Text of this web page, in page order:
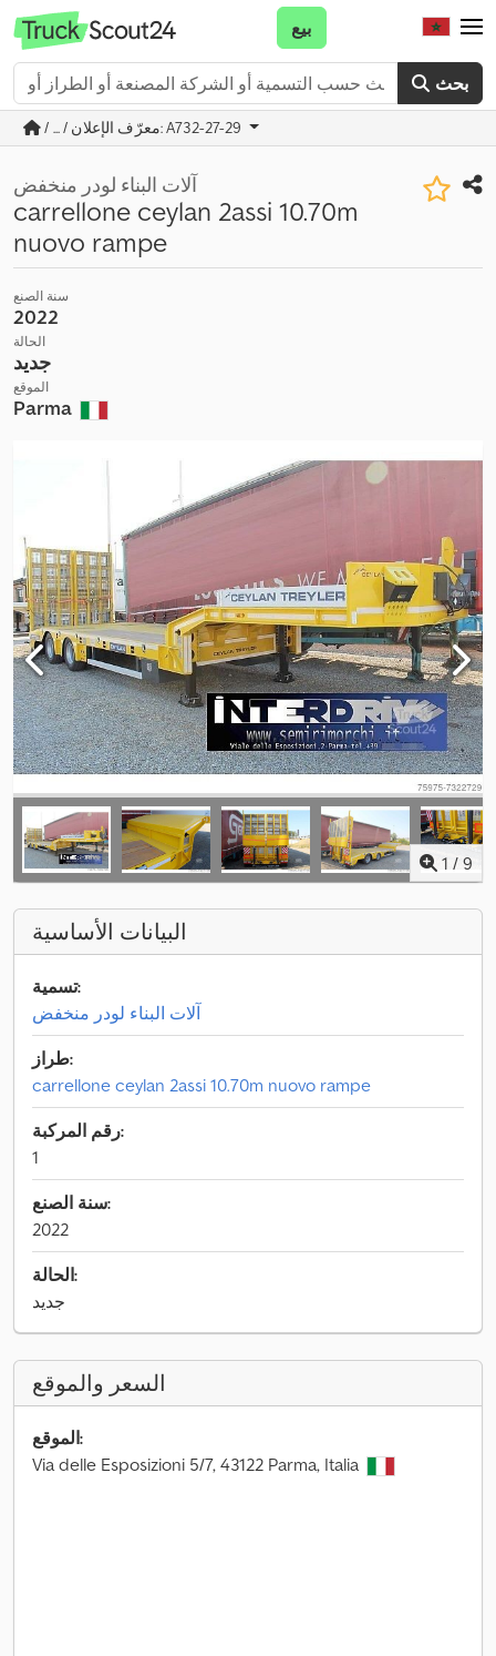
بحث
بيع
/ ... / معرّف الإعلان: A732-27-29
آلات البناء لودر منخفض
carrellone ceylan 2assi 10.70m
nuovo rampe
سنة الصنع
2022
الحالة
جديد
الموقع
Parma
1 / 9
البيانات الأساسية
تسمية:
آلات البناء لودر منخفض
طراز:
carrellone ceylan 2assi 10.70m nuovo rampe
رقم المركبة:
1
سنة الصنع:
2022
الحالة:
جديد
السعر والموقع
الموقع:
Via delle Esposizioni 5/7, 43122 Parma, Italia